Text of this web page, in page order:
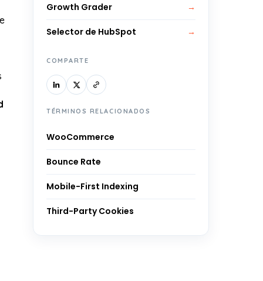
Growth Grader →
Selector de HubSpot →
COMPARTE
TÉRMINOS RELACIONADOS
WooCommerce
Bounce Rate
Mobile-First Indexing
Third-Party Cookies